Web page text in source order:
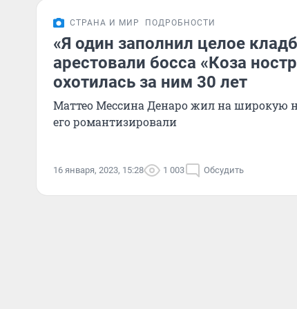
СТРАНА И МИР ПОДРОБНОСТИ
«Я один заполнил целое
арестовали босса «Коза
охотилась за ним 30 лет
Маттео Мессина Денаро жил на широкую
его романтизировали
16 января, 2023, 15:28 1 003 Обсудить